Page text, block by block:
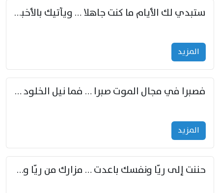
ستبدي لك الأيام ما كنت جاهلا … ويأتيك بالأخبار من لم تزوّد
المزید
فصبرا في مجال الموت صبرا … فما نيل الخلود بمستطاع
المزید
حننت إلى ريّا ونفسك باعدت … مزارك من ريّا وشعباكما معا